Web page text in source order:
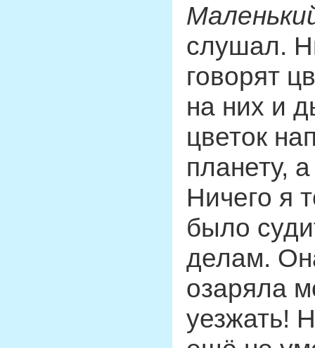
слушал.
говорят
на них и
цветок
планету,
Ничего я
было
делам.
озаряла
уезжать!